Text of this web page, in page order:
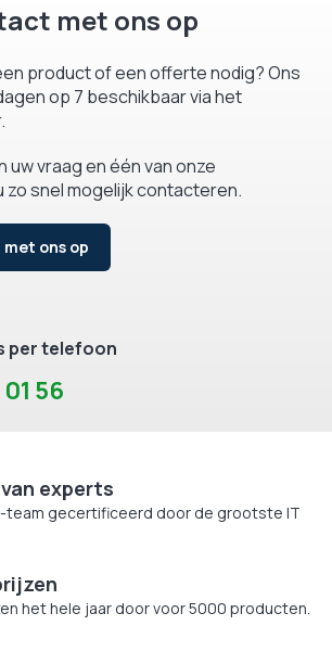
met ons op
product of een offerte nodig? Ons
op 7 beschikbaar via het
uw vraag en één van onze
zo snel mogelijk contacteren.
ons op
per telefoon
56
experts
team gecertificeerd door de grootste IT
het hele jaar door voor 5000 producten.